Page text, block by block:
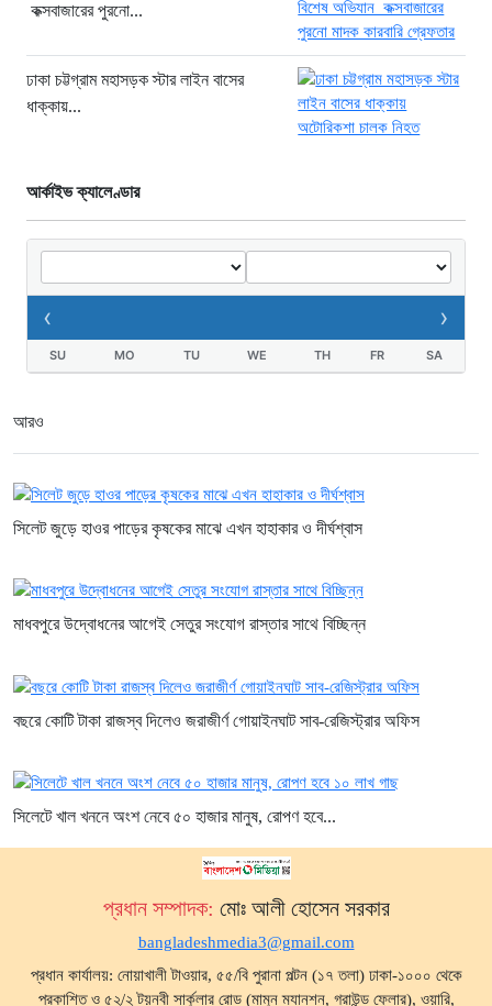
খাগড়াছড়ি রামগড় পুলিশের অভিযানে: ১৫
পিস ইয়াবাসহ যুবক গ্রেপ্তার
কক্সবাজারের পুরনো...
ঢাকা চট্টগ্রাম মহাসড়ক স্টার লাইন বাসের
ধাক্কায়...
আর্কাইভ ক্যালেণ্ডার
‹ ›
SU MO TU WE TH FR SA
আরও
সিলেট জুড়ে হাওর পাড়ের কৃষকের মাঝে এখন হাহাকার ও দীর্ঘশ্বাস
মাধবপুরে উদ্বোধনের আগেই সেতুর সংযোগ রাস্তার সাথে বিচ্ছিন্ন
বছরে কোটি টাকা রাজস্ব দিলেও জরাজীর্ণ গোয়াইনঘাট সাব-রেজিস্ট্রার অফিস
সিলেটে খাল খননে অংশ নেবে ৫০ হাজার মানুষ, রোপণ হবে...
প্রধান সম্পাদক: মোঃ আলী হোসেন সরকার
bangladeshmedia3@gmail.com
প্রধান কার্যালয়: নোয়াখালী টাওয়ার, ৫৫/বি পুরানা পল্টন (১৭ তলা) ঢাকা-১০০০ থেকে
প্রকাশিত ও ৫২/২ টয়নবী সার্কুলার রোড (মামুন ম্যানশন, গ্রাউন্ড ফ্লোর), ওয়ারি,